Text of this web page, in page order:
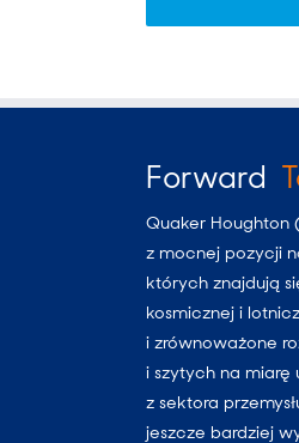
Forward
Quaker Houghton
z mocnej pozycji
których znajdują
kosmicznej i
i zrównoważone
i szytych na miarę
z sektora
jeszcze bardziej